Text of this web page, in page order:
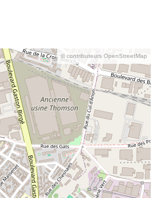
© contributeurs OpenStreetMap